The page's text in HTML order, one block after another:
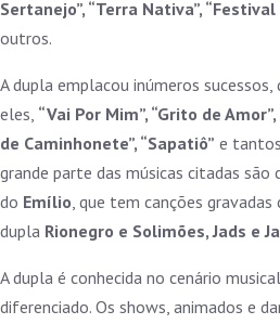
Sertanejo”, “Terra Nativa”,
outros.
A dupla emplacou inúmeros
eles, “Vai Por Mim”, “Grito de
de Caminhonete”, “Sapatiô” e
grande parte das músicas citadas são
do Emílio, que tem canções gravadas
dupla Rionegro e Solimões, Jads e
A dupla é conhecida no cenário
diferenciado. Os shows, animados e